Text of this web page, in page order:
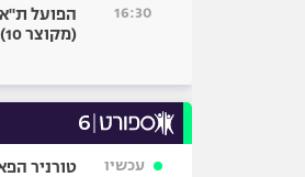
16:30
הפועל
(מקוצר 10)
עכשיו טורניר